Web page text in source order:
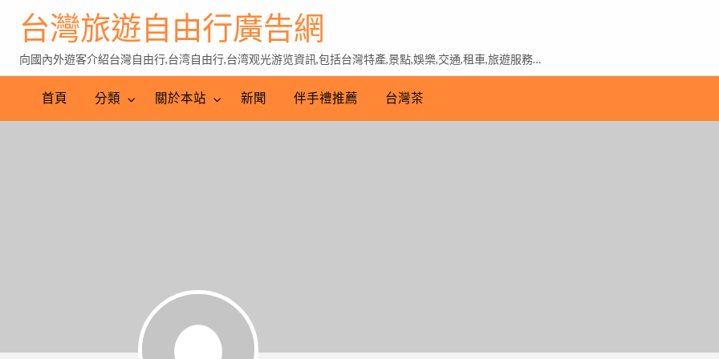
台
茶
台灣旅遊自由行廣告網
向國內外遊客介紹台灣自由行,台湾自由行,台湾观光游览資訊,包括台灣特產,景點,娛樂,交通,租車,旅遊服務…
首頁 分類 關於本站 新聞 伴手禮推薦 台灣茶